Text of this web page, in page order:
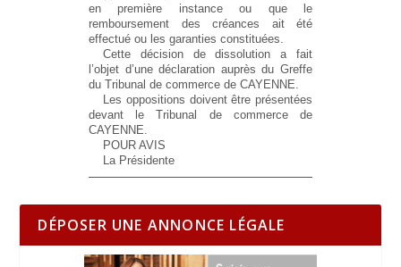
en première instance ou que le
remboursement des créances ait été
effectué ou les garanties constituées.
Cette décision de dissolution a fait
l’objet d’une déclaration auprès du Greffe
du Tribunal de commerce de CAYENNE.
Les oppositions doivent être présentées
devant le Tribunal de commerce de
CAYENNE.
POUR AVIS
La Présidente
DÉPOSER UNE ANNONCE LÉGALE